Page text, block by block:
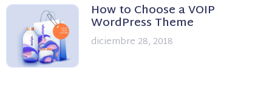
How to Choose a VOIP
WordPress Theme
diciembre 28, 2018